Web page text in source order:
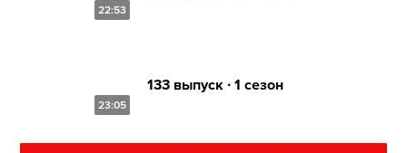
22:53
23:05
133 выпуск ∙ 1 сезон